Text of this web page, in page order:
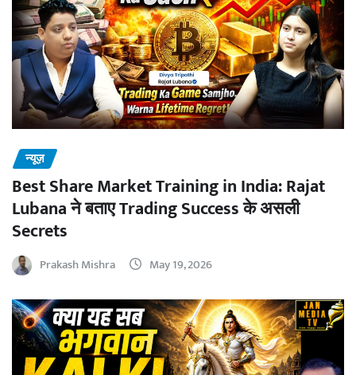
न्यूज़
Best Share Market Training in India: Rajat
Lubana ने बताए Trading Success के असली
Secrets
Prakash Mishra May 19, 2026